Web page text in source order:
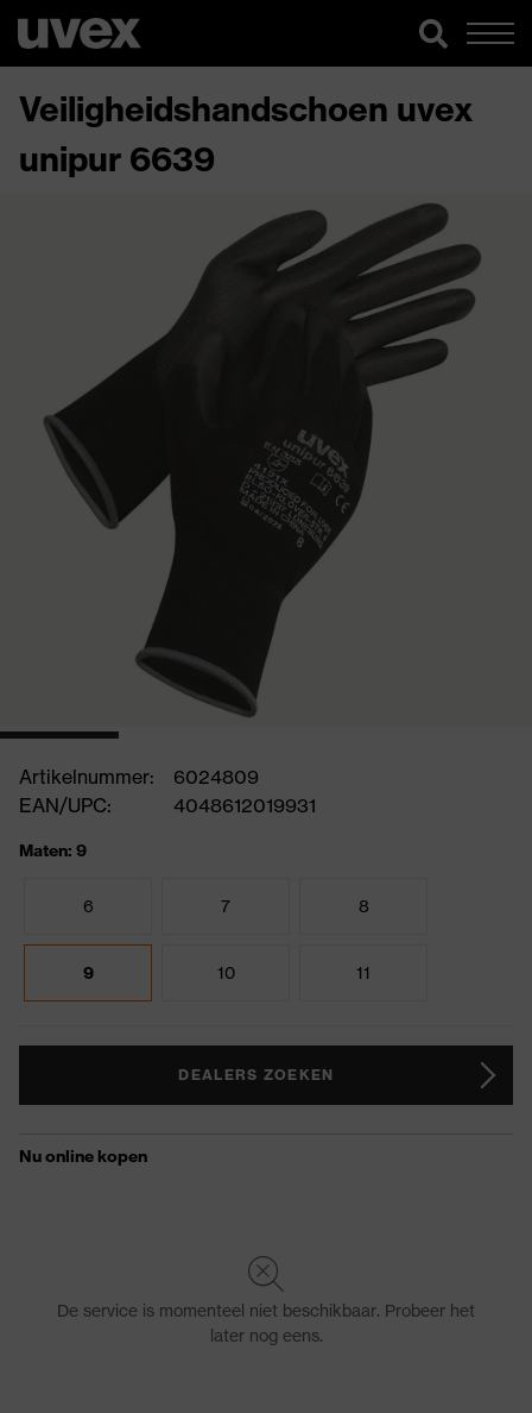
Veiligheidshandschoen uvex
unipur 6639
Artikelnummer:
6024809
EAN/UPC:
4048612019931
Maten: 9
6 7 8
9 10 11
DEALERS ZOEKEN